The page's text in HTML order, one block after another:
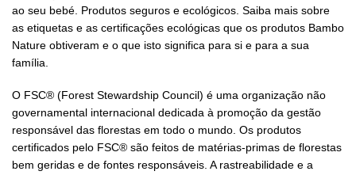
ao seu bebé. Produtos seguros e ecológicos. Saiba mais sobre
as etiquetas e as certificações ecológicas que os produtos Bambo
Nature obtiveram e o que isto significa para si e para a sua
família.
O FSC® (Forest Stewardship Council) é uma organização não
governamental internacional dedicada à promoção da gestão
responsável das florestas em todo o mundo. Os produtos
certificados pelo FSC® são feitos de matérias-primas de florestas
bem geridas e de fontes responsáveis. A rastreabilidade e a